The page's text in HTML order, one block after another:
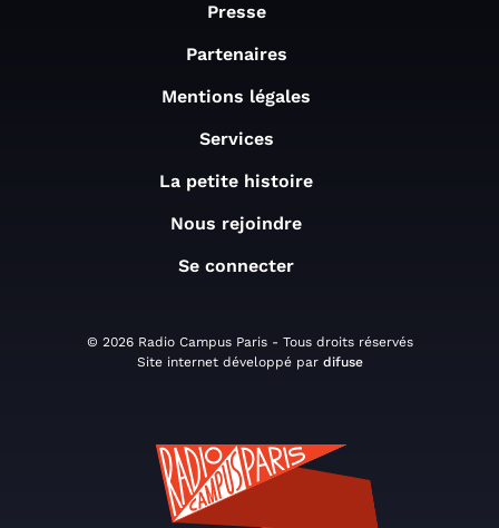
Presse
Partenaires
Mentions légales
Services
La petite histoire
Nous rejoindre
Se connecter
© 2026 Radio Campus Paris - Tous droits réservés
Site internet développé par difuse